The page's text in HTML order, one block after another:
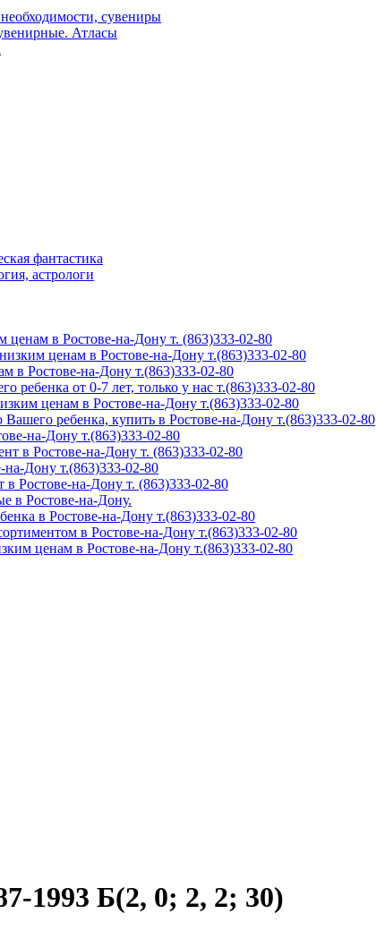
сувениры
Атласы
фантастика
астрологи
ценам в Ростове-на-Дону т. (863)333-02-80
ценам в Ростове-на-Дону т.(863)333-02-80
в Ростове-на-Дону т.(863)333-02-80
ребенка от 0-7 лет, только у нас т.(863)333-02-80
ценам в Ростове-на-Дону т.(863)333-02-80
ребенка, купить в Ростове-на-Дону т.(863)333-02-80
на-Дону т.(863)333-02-80
в Ростове-на-Дону т. (863)333-02-80
Дону т.(863)333-02-80
Ростове-на-Дону т. (863)333-02-80
в Ростове-на-Дону.
в Ростове-на-Дону т.(863)333-02-80
в Ростове-на-Дону т.(863)333-02-80
ценам в Ростове-на-Дону т.(863)333-02-80
1993 Б(2, 0; 2, 2; 30)